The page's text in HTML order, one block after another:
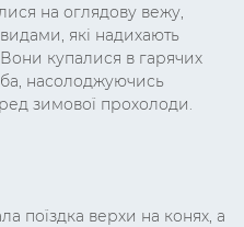
на оглядову вежу,
які надихають
купалися в гарячих
насолоджуючись
зимової прохолоди.
поїздка верхи на конях, а